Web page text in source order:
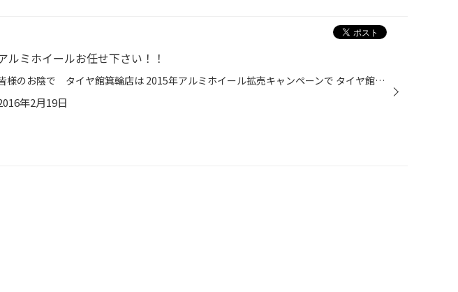
ルミホイールお任せ下さい！！
皆様のお陰で タイヤ館箕輪店は 2015年アルミホイール拡売キャンペーンで タイヤ館全国一位になりました！！ これからも本当に価値のある商品、価値の有るサービスをお客様にご提供できるように努めてまいります。
年2月19日